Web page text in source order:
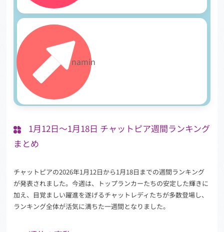
namin
1月12日～1月18日 チャットピア週間ランキング
まとめ
チャットピアの2026年1月12日から1月18日までの週間ランキング
が発表されました。今週は、トップランカーたちの安定した輝きに
加え、目覚ましい躍進を遂げるチャットレディたちが多数登場し、
ランキング全体が活気に満ちた一週間となりました。